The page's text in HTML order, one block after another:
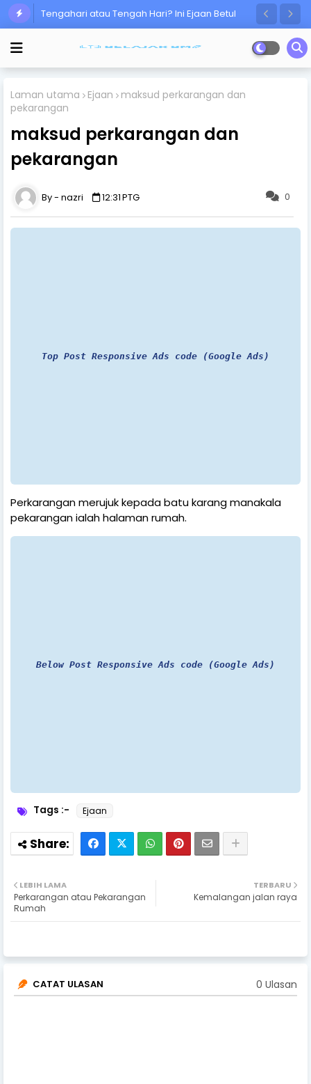
Tengahari atau Tengah Hari? Ini Ejaan Betul
Laman utama Ejaan
maksud perkarangan dan
pekarangan
maksud perkarangan dan
pekarangan
0
nazri 12:31 PTG
Top Post Responsive Ads code (Google Ads)
Perkarangan merujuk kepada batu karang manakala
pekarangan ialah halaman rumah.
Below Post Responsive Ads code (Google Ads)
Tags :- Ejaan
TERBARU
Kemalangan jalan raya
LEBIH LAMA
Perkarangan atau Pekarangan
Rumah
CATAT ULASAN 0 Ulasan